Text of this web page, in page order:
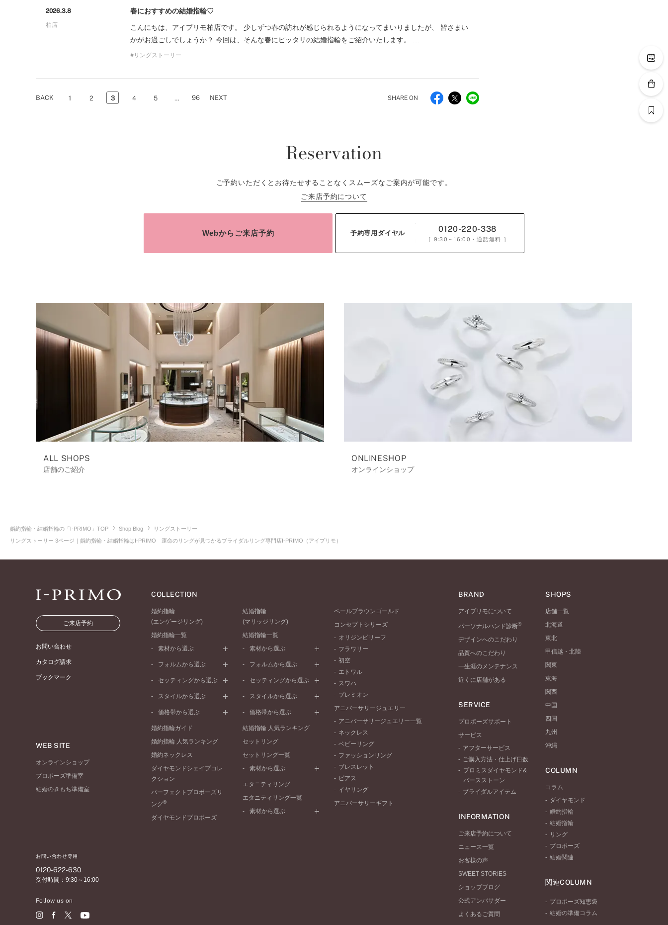
2026.3.8
柏店
春におすすめの結婚指輪♡
こんにちは、アイプリモ柏店です。 少しずつ春の訪れが感じられるようになってまいりましたが、 皆さまい
かがお過ごしでしょうか？ 今回は、そんな春にピッタリの結婚指輪をご紹介いたします。 …
リングストーリー
BACK 1 2 3 4 5 … 96 NEXT SHARE ON
Reservation
ご予約いただくとお待たせすることなくスムーズなご案内が可能です。
ご来店予約について
Webからご来店予約 予約専用ダイヤル 0120-220-338
［ 9:30～16:00 ・通話無料 ］
ALL SHOPS
店舗のご紹介
ONLINESHOP
オンラインショップ
婚約指輪・結婚指輪の「I-PRIMO」TOP Shop Blog
リングストーリー
リングストーリー 3ページ｜婚約指輪・結婚指輪はI-PRIMO 運命のリングが見つかるブライダルリング専門店I-PRIMO（アイプリモ）
ご来店予約
お問い合わせ
カタログ請求
ブックマーク
WEB SITE
オンラインショップ
プロポーズ準備室
結婚のきもち準備室
お問い合わせ専用
0120-622-630
受付時間：9:30～16:00
Follow us on
COLLECTION
婚約指輪
(エンゲージリング)
婚約指輪一覧
素材から選ぶ
プラチナ
ピンクゴールド
ペールブラウンゴールド
フォルムから選ぶ
ストレートライン
V字ライン
セッティングから選ぶ
ソリテール
ダブルサイドメレ
ラインメレ
スタイルから選ぶ
シンプル
モード
エレガント
ゴージャス
価格帯から選ぶ
50万円台～
20万円台～
10万円台～
婚約指輪ガイド
婚約指輪 人気ランキング
婚約ネックレス
ダイヤモンドシェイプコレ
クション
パーフェクトプロポーズリ
ング®
ダイヤモンドプロポーズ
結婚指輪
(マリッジリング)
結婚指輪一覧
素材から選ぶ
プラチナ
ピンクゴールド
ペールブラウンゴールド
フォルムから選ぶ
ストレートライン
V字ライン
セッティングから選ぶ
プレーン
セベラルメレ
ラインメレ
スタイルから選ぶ
シンプル
モード
エレガント
ゴージャス
価格帯から選ぶ
50万円～
20万円～30万円
10万円～20万円
結婚指輪 人気ランキング
セットリング
セットリング一覧
素材から選ぶ
プラチナ
ペールブラウンゴールド
エタニティリング
エタニティリング一覧
素材から選ぶ
ペールブラウンゴールド
コンセプトシリーズ
オリジンビリーフ
フラワリー
初空
エトワル
スワハ
プレミオン
アニバーサリージュエリー
アニバーサリージュエリー一覧
ネックレス
ベビーリング
ファッションリング
ブレスレット
ピアス
イヤリング
アニバーサリーギフト
BRAND
アイプリモについて
パーソナルハンド診断®
デザインへのこだわり
品質へのこだわり
一生涯のメンテナンス
近くに店舗がある
SERVICE
プロポーズサポート
サービス
アフターサービス
ご購入方法・仕上げ日数
プロミスダイヤモンド&
バースストーン
ブライダルアイテム
INFORMATION
ご来店予約について
ニュース一覧
お客様の声
SWEET STORIES
ショップブログ
公式アンバサダー
よくあるご質問
SHOPS
店舗一覧
北海道
東北
甲信越・北陸
関東
東海
関西
中国
四国
九州
沖縄
COLUMN
コラム
ダイヤモンド
婚約指輪
結婚指輪
リング
プロポーズ
結婚関連
関連COLUMN
プロポーズ知恵袋
結婚の準備コラム